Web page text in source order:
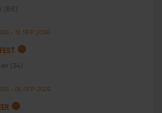
(BE)
- 12 SEP 2026
(34)
- 05 SEP 2026